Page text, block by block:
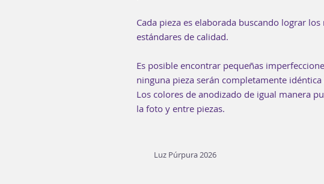
Cada pieza es elaborada buscando lograr
estándares de calidad.
Es posible encontrar pequeñas
ninguna pieza serán completamente idéntica
Los colores de anodizado de igual manera
la foto y entre piezas.
Luz Púrpura 2026